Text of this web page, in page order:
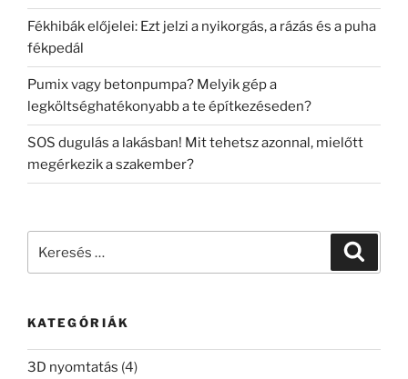
Fékhibák előjelei: Ezt jelzi a nyikorgás, a rázás és a puha
fékpedál
Pumix vagy betonpumpa? Melyik gép a
legköltséghatékonyabb a te építkezéseden?
SOS dugulás a lakásban! Mit tehetsz azonnal, mielőtt
megérkezik a szakember?
KATEGÓRIÁK
3D nyomtatás (4)